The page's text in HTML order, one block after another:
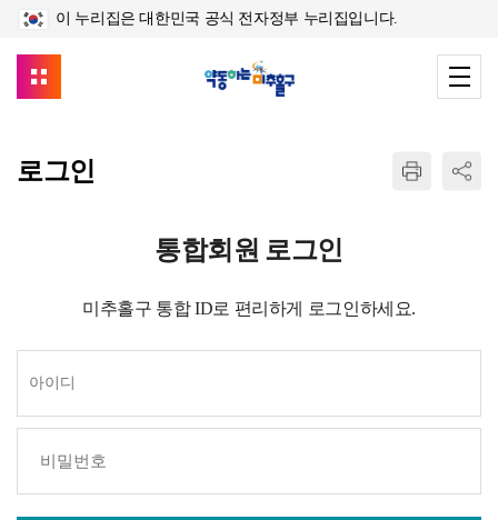
이 누리집은 대한민국 공식 전자정부 누리집입니다.
로그인
통합회원 로그인
미추홀구 통합 ID로 편리하게 로그인하세요.